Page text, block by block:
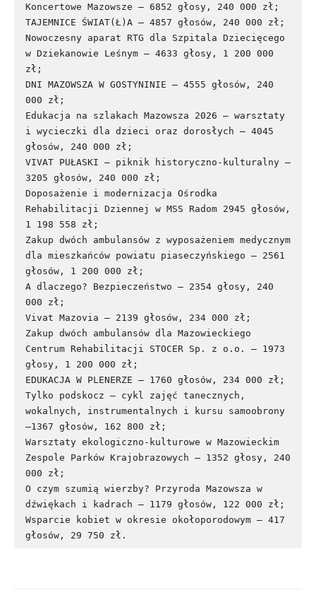
Koncertowe Mazowsze – 6852 głosy, 240 000 zł;
TAJEMNICE ŚWIAT(Ł)A – 4857 głosów, 240 000 zł;
Nowoczesny aparat RTG dla Szpitala Dziecięcego
w Dziekanowie Leśnym – 4633 głosy, 1 200 000
zł;
DNI MAZOWSZA W GOSTYNINIE – 4555 głosów, 240
000 zł;
Edukacja na szlakach Mazowsza 2026 – warsztaty
i wycieczki dla dzieci oraz dorosłych – 4045
głosów, 240 000 zł;
VIVAT PUŁASKI – piknik historyczno-kulturalny –
3205 głosów, 240 000 zł;
Doposażenie i modernizacja Ośrodka
Rehabilitacji Dziennej w MSS Radom 2945 głosów,
1 198 558 zł;
Zakup dwóch ambulansów z wyposażeniem medycznym
dla mieszkańców powiatu piaseczyńskiego – 2561
głosów, 1 200 000 zł;
A dlaczego? Bezpieczeństwo – 2354 głosy, 240
000 zł;
Vivat Mazovia – 2139 głosów, 234 000 zł;
Zakup dwóch ambulansów dla Mazowieckiego
Centrum Rehabilitacji STOCER Sp. z o.o. – 1973
głosy, 1 200 000 zł;
EDUKACJA W PLENERZE – 1760 głosów, 234 000 zł;
Tylko podskocz – cykl zajęć tanecznych,
wokalnych, instrumentalnych i kursu samoobrony
–1367 głosów, 162 800 zł;
Warsztaty ekologiczno-kulturowe w Mazowieckim
Zespole Parków Krajobrazowych – 1352 głosy, 240
000 zł;
O czym szumią wierzby? Przyroda Mazowsza w
dźwiękach i kadrach – 1179 głosów, 122 000 zł;
Wsparcie kobiet w okresie okołoporodowym – 417
głosów, 29 750 zł.